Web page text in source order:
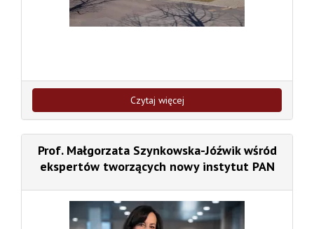
Czytaj więcej
Prof. Małgorzata Szynkowska-Jóźwik wśród
ekspertów tworzących nowy instytut PAN